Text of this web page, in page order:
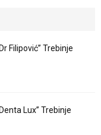
Filipović” Trebinje
Lux” Trebinje